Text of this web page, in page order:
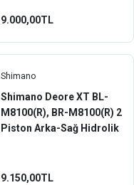
9.000,00TL
Shimano
Shimano Deore XT BL-
M8100(R), BR-M8100(R) 2
Piston Arka-Sağ Hidrolik
9.150,00TL